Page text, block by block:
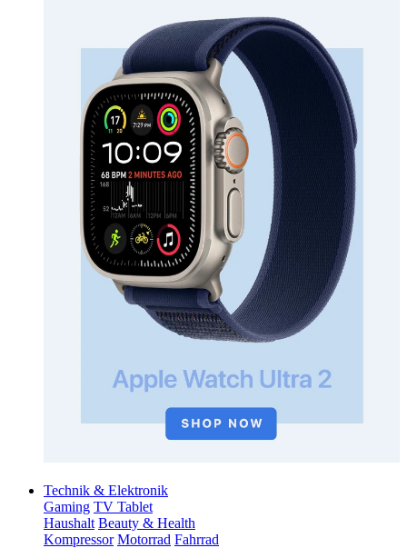
Technik & Elektronik
Gaming TV Tablet
Haushalt Beauty & Health
Kompressor Motorrad Fahrrad